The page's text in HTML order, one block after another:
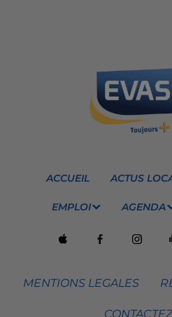
ACCUEIL ACTUS
EMPLOI AGENDA
MENTIONS LEGALES